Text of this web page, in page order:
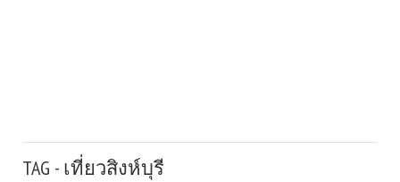
TAG - เที่ยวสิงห์บุรี